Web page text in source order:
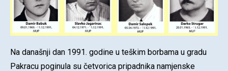
Na današnji dan 1991. godine u teškim borbama u gradu
Pakracu poginula su četvorica pripadnika namjenske